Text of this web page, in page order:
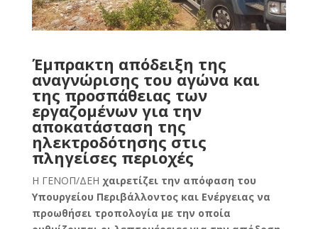
Έμπρακτη απόδειξη της
αναγνώρισης του αγώνα και
της προσπάθειας των
εργαζομένων για την
αποκατάσταση της
ηλεκτροδότησης στις
πληγείσες περιοχές
Η ΓΕΝΟΠ/ΔΕΗ χαιρετίζει την απόφαση του
Υπουργείου Περιβάλλοντος και Ενέργειας να
προωθήσει τροπολογία με την οποία